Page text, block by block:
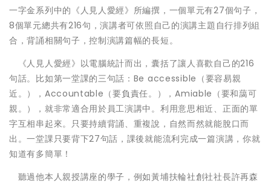
一字金系列中的《人見人愛經》所編撰，一個單元有27個句子，
8個單元總共有216句，演講者可依照自己的演講主題自行排列組
合，背誦相關句子，控制演講篇幅的長短。
《人見人愛經》以電腦統計而出，囊括了讓人喜歡自己的216
句話。比如第一堂課的三句話：Be accessible（要容易親
近。），Accountable（要負責任。），Amiable（要和藹可
親。），就非常適合用於員工演講中。利用意思相近、正面的單
字互相串起來。只要持續背誦、重複說，自然而然就能脫口而
出。一堂課只要背下27句話，課後就能流利完成一篇演講，你就
知道有多簡單！
聽過他本人親授講座的學子，例如黃埔扶輪社創社社長許再森